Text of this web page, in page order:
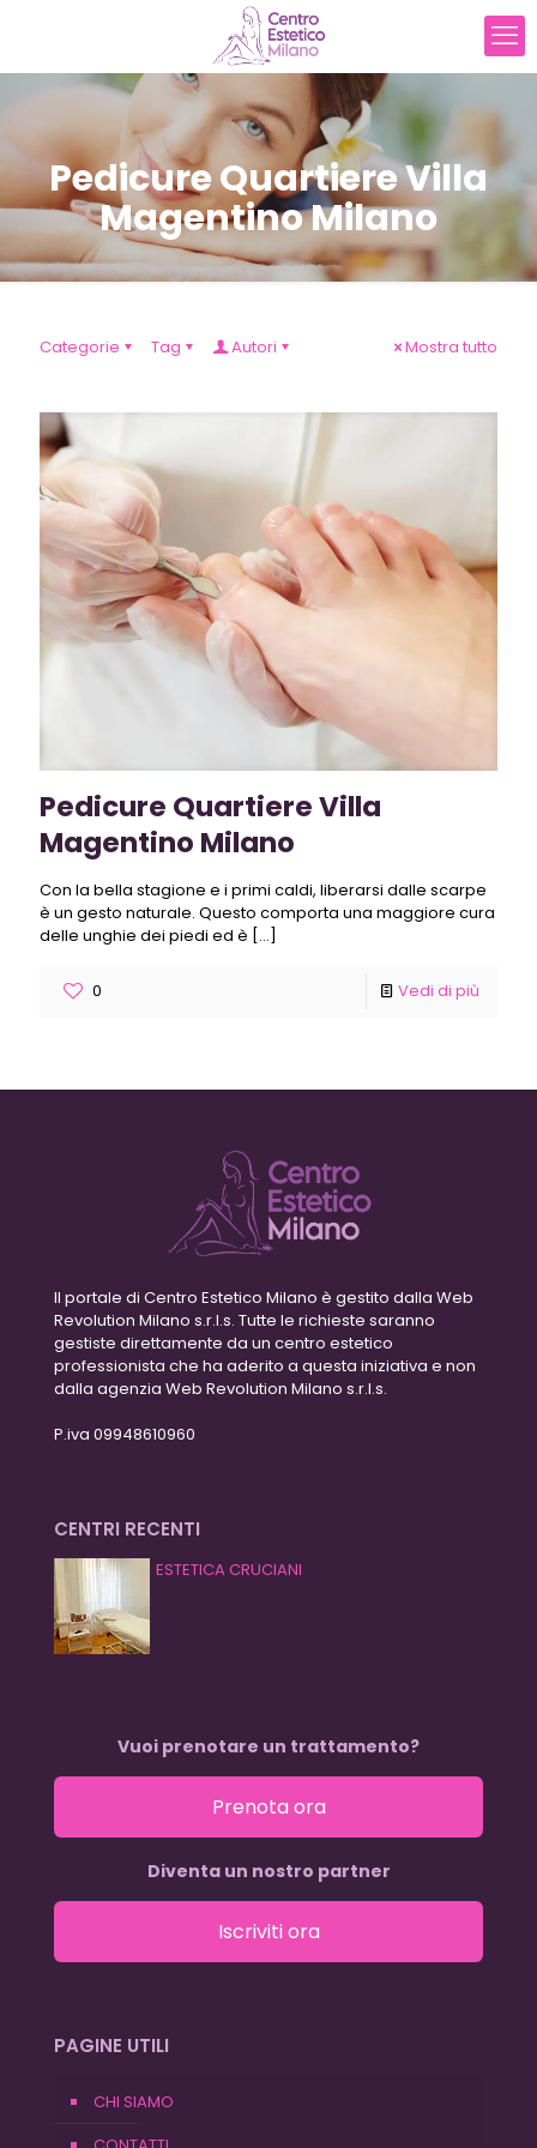
Pedicure Quartiere Villa
Magentino Milano
Categorie Tag Autori Mostra tutto
Pedicure Quartiere Villa
Magentino Milano
Con la bella stagione e i primi caldi, liberarsi dalle scarpe
è un gesto naturale. Questo comporta una maggiore cura
delle unghie dei piedi ed è […]
0 Vedi di più
Il portale di Centro Estetico Milano è gestito dalla Web
Revolution Milano s.r.l.s. Tutte le richieste saranno
gestiste direttamente da un centro estetico
professionista che ha aderito a questa iniziativa e non
dalla agenzia Web Revolution Milano s.r.l.s.
P.iva 09948610960
CENTRI RECENTI
ESTETICA CRUCIANI
Vuoi prenotare un trattamento?
Prenota ora
Diventa un nostro partner
Iscriviti ora
PAGINE UTILI
CHI SIAMO